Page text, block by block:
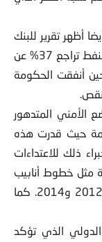
شباط /فبراير من العام الماضي 2014ايضا أظهر تقرير للبنك
المركزي اليمني أن دخل البلاد من صادرات النفط تراجع 37% عن
دولار. في حين أنفقت الحكومة
الأمني المتدهور
حيث قدرت هذه
الخبراء ذلك للاعتداءات
مثل خطوط أنابيب
النفط الرئيسة وشبكات الكهرباء، بين عامي 2012 و2014. كما
الذي تؤكد